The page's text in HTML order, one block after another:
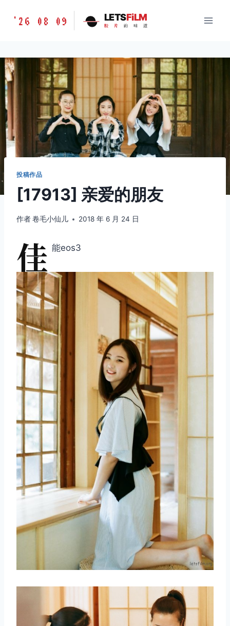
胶
味
道
LETSFILM
'26 08 09 LETSFiLM
胶 片 的 味 道
投稿作品
[17913] 亲爱的朋友
作者卷毛小仙儿 2018 年 6 月 24 日
佳 能eos3